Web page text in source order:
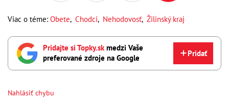
Viac o téme: Obete, Chodci, Nehodovosť, Žilinský kraj
Pridajte si Topky.skmedzi Vaše
preferované zdroje na Google
Pridať
Nahlásiť chybu